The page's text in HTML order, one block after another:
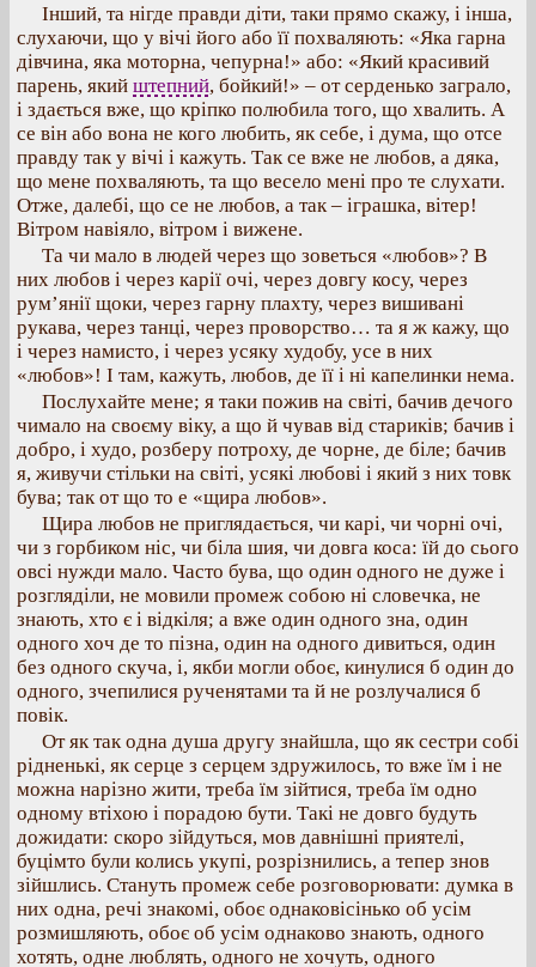
Інший, та нігде правди діти, таки прямо скажу, і інша,
слухаючи, що у вічі його або її похваляють: «Яка гарна
дівчина, яка моторна, чепурна!» або: «Який красивий
парень, який штепний, бойкий!» – от серденько заграло,
і здається вже, що кріпко полюбила того, що хвалить. А
се він або вона не кого любить, як себе, і дума, що отсе
правду так у вічі і кажуть. Так се вже не любов, а дяка,
що мене похваляють, та що весело мені про те слухати.
Отже, далебі, що се не любов, а так – іграшка, вітер!
Вітром навіяло, вітром і вижене.
Та чи мало в людей через що зоветься «любов»? В
них любов і через карії очі, через довгу косу, через
рум’янії щоки, через гарну плахту, через вишивані
рукава, через танці, через проворство… та я ж кажу, що
і через намисто, і через усяку худобу, усе в них
«любов»! І там, кажуть, любов, де її і ні капелинки нема.
Послухайте мене; я таки пожив на світі, бачив дечого
чимало на своєму віку, а що й чував від стариків; бачив і
добро, і худо, розберу потроху, де чорне, де біле; бачив
я, живучи стільки на світі, усякі любові і який з них товк
бува; так от що то е «щира любов».
Щира любов не приглядається, чи карі, чи чорні очі,
чи з горбиком ніс, чи біла шия, чи довга коса: їй до сього
овсі нужди мало. Часто бува, що один одного не дуже і
розгляділи, не мовили промеж собою ні словечка, не
знають, хто є і відкіля; а вже один одного зна, один
одного хоч де то пізна, один на одного дивиться, один
без одного скуча, і, якби могли обоє, кинулися б один до
одного, зчепилися рученятами та й не розлучалися б
повік.
От як так одна душа другу знайшла, що як сестри собі
рідненькі, як серце з серцем здружилось, то вже їм і не
можна нарізно жити, треба їм зійтися, треба їм одно
одному втіхою і порадою бути. Такі не довго будуть
дожидати: скоро зійдуться, мов давнішні приятелі,
буцімто були колись укупі, розрізнились, а тепер знов
зійшлись. Стануть промеж себе розговорювати: думка в
них одна, речі знакомі, обоє однаковісінько об усім
розмишляють, обоє об усім однаково знають, одного
хотять, одне люблять, одного не хочуть, одного